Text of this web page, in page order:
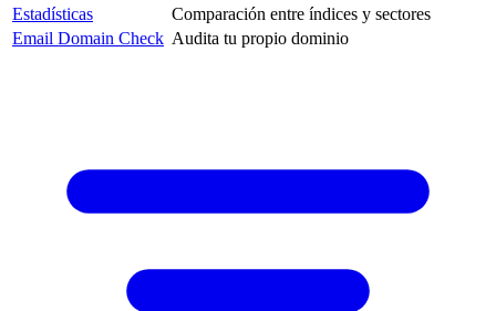
Estadísticas
Comparación entre índices y sectores
Email Domain Check Audita tu propio dominio